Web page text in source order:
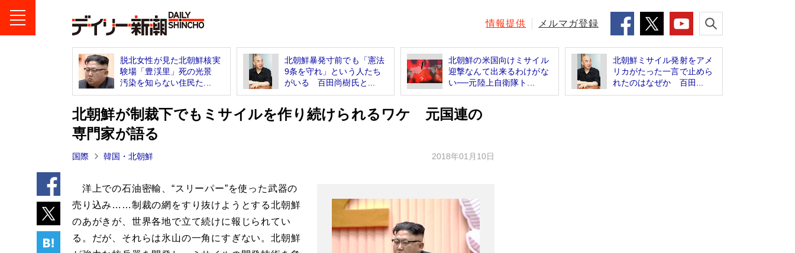
情報提供 メルマガ登録
脱北女性が見た北朝鮮核実
験場「豊渓里」死の光景
汚染を知らない住民た...
北朝鮮暴発寸前でも「憲法
9条を守れ」という人たち
がいる 百田尚樹氏と...
北朝鮮の米国向けミサイル
迎撃なんて出来るわけがな
い──元陸上自衛隊ト...
北朝鮮ミサイル発射をアメ
リカがたった一言で止めら
れたのはなぜか 百田...
北朝鮮が制裁下でもミサイルを作り続けられるワケ 元国連の
専門家が語る
国際 韓国・北朝鮮 2018年01月10日
洋上での石油密輸、“スリーパー”を使った武器の
売り込み……制裁の網をすり抜けようとする北朝鮮
のあがきが、世界各地で立て続けに報じられてい
る。だが、それらは氷山の一角にすぎない。北朝鮮